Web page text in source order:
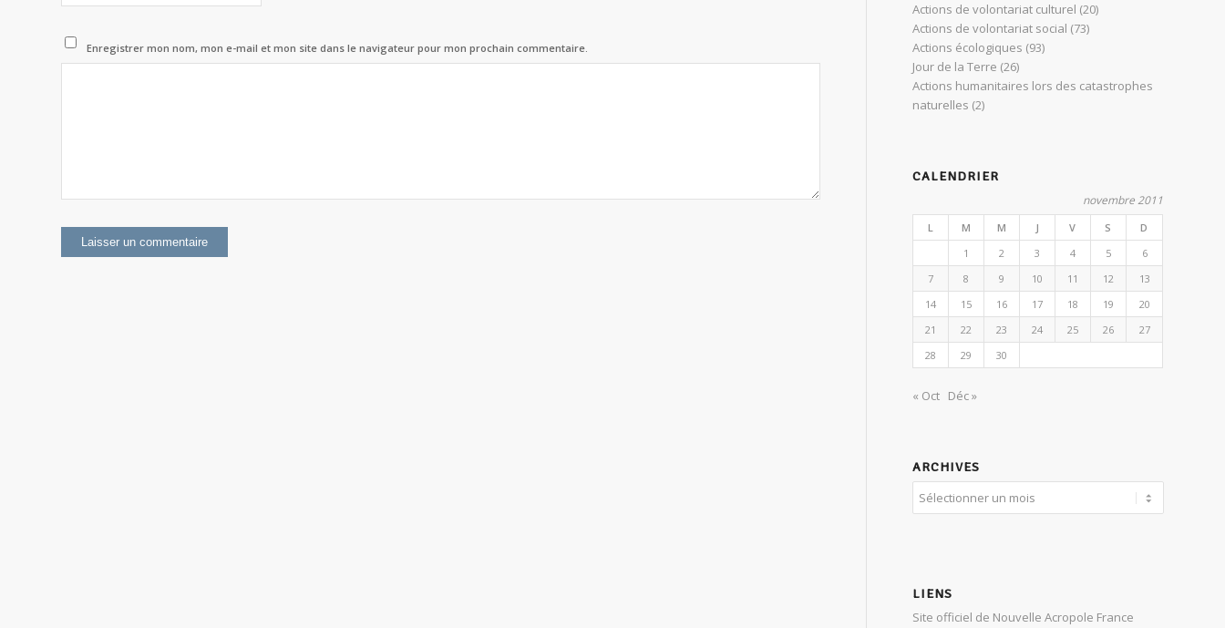
Enregistrer mon nom, mon e-mail et mon site dans le navigateur pour mon prochain commentaire.
Actions de volontariat culturel (20)
Actions de volontariat social (73)
Actions écologiques (93)
Jour de la Terre (26)
Actions humanitaires lors des catastrophes
naturelles (2)
CALENDRIER
novembre 2011
L M M J V S
D
1
2 3 4 5
6
7
8 9 10 11 12
13
14
15 16 17 18 19
20
21
22 23 24 25 26
27
28
29 30
« Oct Déc »
ARCHIVES
LIENS
Site officiel de Nouvelle Acropole France